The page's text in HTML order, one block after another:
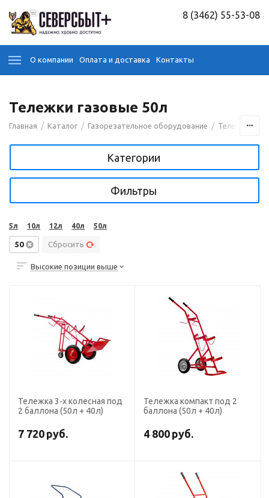
8 (3462) 55-53-08
О компании Оплата и доставка Контакты
Тележки газовые 50л
Главная / Каталог / Газорезательное оборудование / Тележки
Категории
Фильтры
5л 10л 12л 40л 50л
50 Сбросить
Высокие позиции выше
Тележка 3-х колесная под
2 баллона (50л + 40л)
7 720 руб.
Тележка компакт под 2
баллона (50л + 40л)
4 800 руб.